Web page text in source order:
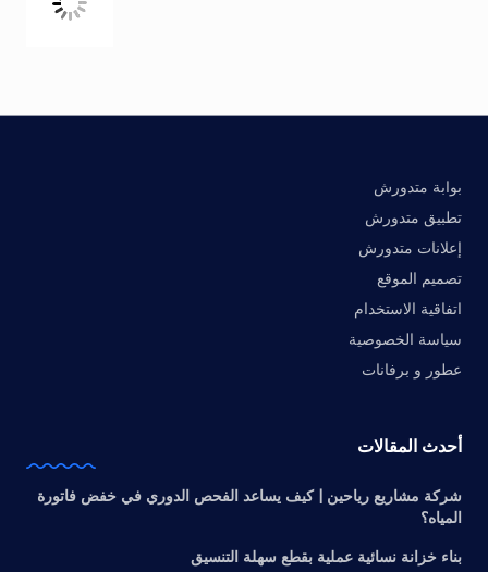
بوابة متدورش
تطبيق متدورش
إعلانات متدورش
تصميم الموقع
اتفاقية الاستخدام
سياسة الخصوصية
عطور و برفانات
أحدث المقالات
شركة مشاريع رياحين | كيف يساعد الفحص الدوري في خفض فاتورة
المياه؟
بناء خزانة نسائية عملية بقطع سهلة التنسيق